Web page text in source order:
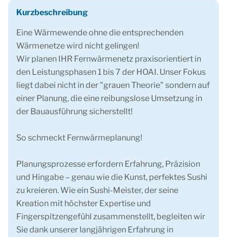
Kurzbeschreibung
Eine Wärmewende ohne die entsprechenden
Wärmenetze wird nicht gelingen!
Wir planen IHR Fernwärmenetz praxisorientiert in
den Leistungsphasen 1 bis 7 der HOAI. Unser Fokus
liegt dabei nicht in der "grauen Theorie" sondern auf
einer Planung, die eine reibungslose Umsetzung in
der Bauausführung sicherstellt!
So schmeckt Fernwärmeplanung!
Planungsprozesse erfordern Erfahrung, Präzision
und Hingabe – genau wie die Kunst, perfektes Sushi
zu kreieren. Wie ein Sushi-Meister, der seine
Kreation mit höchster Expertise und
Fingerspitzengefühl zusammenstellt, begleiten wir
Sie dank unserer langjährigen Erfahrung in